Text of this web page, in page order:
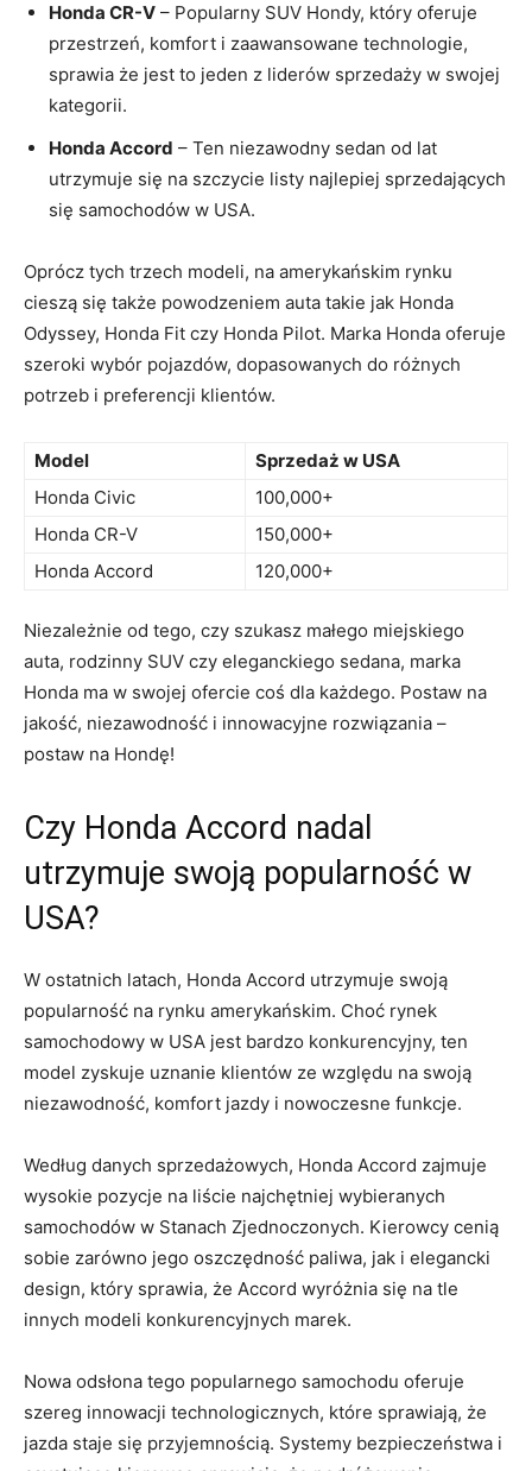
Honda CR-V – Popularny​ SUV Hondy, który oferuje
przestrzeń, komfort i zaawansowane technologie,
sprawia że jest to jeden z liderów sprzedaży w swojej
kategorii.
Honda Accord – Ten niezawodny sedan od lat
utrzymuje się na szczycie listy najlepiej sprzedających
się samochodów w USA.
Oprócz tych trzech modeli, na amerykańskim​ rynku
cieszą ‍się także powodzeniem auta takie jak Honda
Odyssey, Honda Fit czy Honda Pilot. Marka Honda oferuje
szeroki⁤ wybór pojazdów, dopasowanych do różnych
potrzeb ⁢i⁤ preferencji klientów.
Model
Sprzedaż w USA
Honda Civic
100,000+
Honda ​CR-V
150,000+
Honda Accord
120,000+
Niezależnie od tego, czy ‍szukasz małego miejskiego
auta, rodzinny SUV czy eleganckiego sedana, marka
Honda ma w swojej ⁤ofercie coś dla każdego. Postaw na
jakość, niezawodność i innowacyjne rozwiązania –
postaw na Hondę!
Czy Honda Accord nadal
utrzymuje swoją popularność w⁤
USA?
W ostatnich latach, Honda Accord utrzymuje swoją
popularność na rynku amerykańskim. Choć rynek
samochodowy ‍w USA jest bardzo konkurencyjny, ten
model zyskuje uznanie klientów ze względu na ‍swoją
niezawodność, komfort ​jazdy i nowoczesne funkcje.
Według danych sprzedażowych, Honda Accord zajmuje
wysokie pozycje na liście najchętniej wybieranych ​
samochodów w Stanach Zjednoczonych. Kierowcy‌ cenią
sobie zarówno jego oszczędność paliwa, jak i elegancki‌
design,⁤ który sprawia, że Accord wyróżnia się na tle
innych modeli konkurencyjnych marek.
Nowa odsłona tego popularnego samochodu oferuje
szereg innowacji technologicznych, które sprawiają, że
jazda staje się‌ przyjemnością. Systemy bezpieczeństwa i